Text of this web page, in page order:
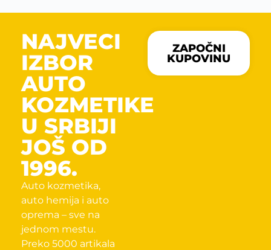
NAJVECI
IZBOR
AUTO
KOZMETIKE
U SRBIJI
JOŠ OD
1996.
Auto kozmetika,
auto hemija i auto
oprema – sve na
jednom mestu.
Preko 5000 artikala
ZAPOČNI
KUPOVINU